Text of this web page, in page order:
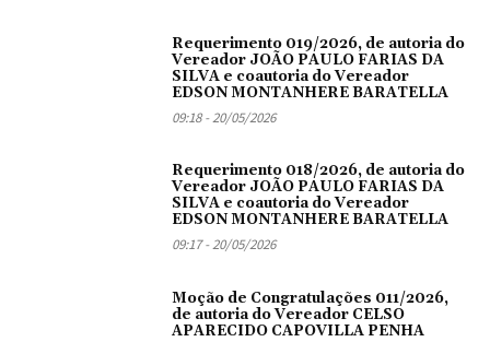
Requerimento 019/2026, de autoria do
Vereador JOÃO PAULO FARIAS DA
SILVA e coautoria do Vereador
EDSON MONTANHERE BARATELLA
09:18 - 20/05/2026
Requerimento 018/2026, de autoria do
Vereador JOÃO PAULO FARIAS DA
SILVA e coautoria do Vereador
EDSON MONTANHERE BARATELLA
09:17 - 20/05/2026
Moção de Congratulações 011/2026,
de autoria do Vereador CELSO
APARECIDO CAPOVILLA PENHA